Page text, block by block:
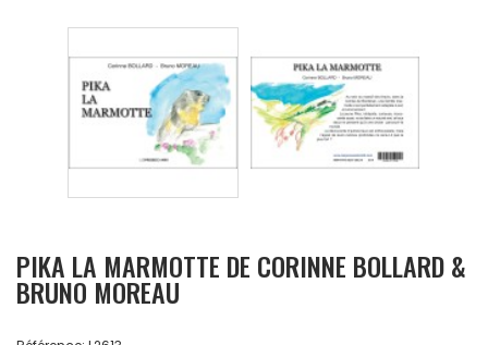
PIKA LA MARMOTTE DE CORINNE BOLLARD &
BRUNO MOREAU